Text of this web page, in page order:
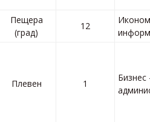
Пещера
(град)
12
Плевен 1
Бизнес